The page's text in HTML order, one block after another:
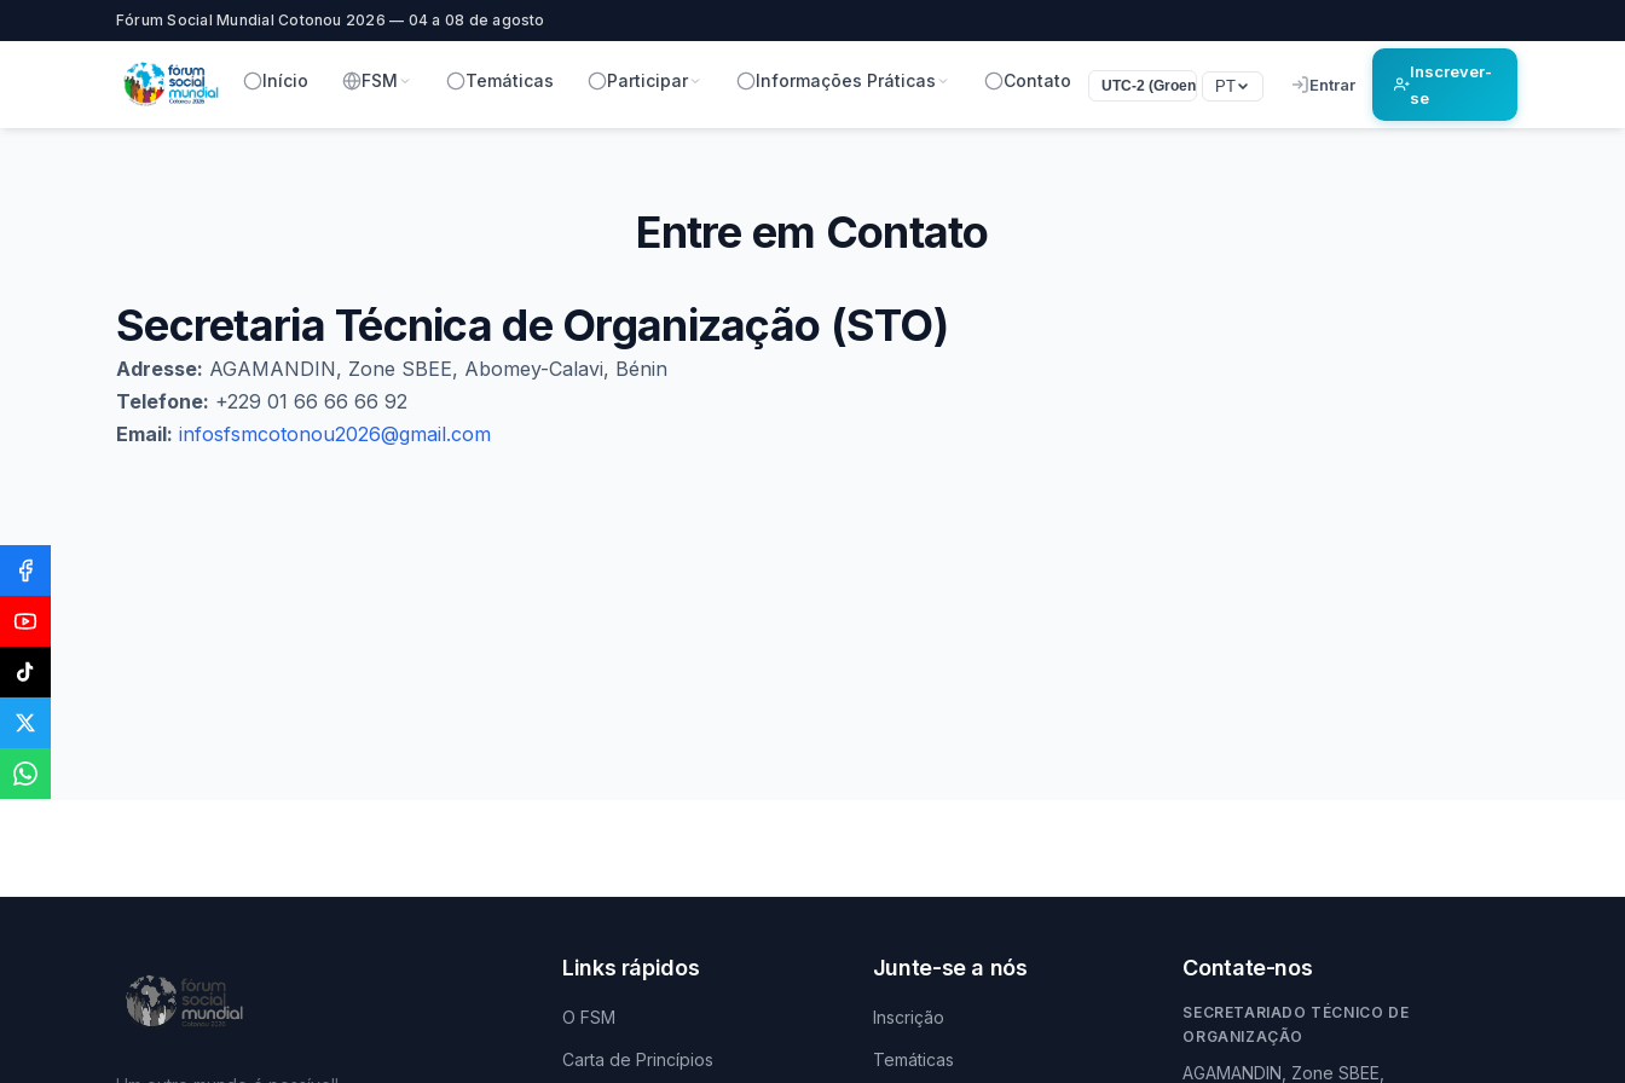
Fórum Social Mundial Cotonou 2026 — 04 a 08 de agosto
Início FSM Temáticas Participar Informações Práticas Contato UTC-2 (Groenland)
PT Entrar
Inscrever-
se
Entre em Contato
Secretaria Técnica de Organização (STO)
Adresse: AGAMANDIN, Zone SBEE, Abomey-Calavi, Bénin
Telefone: +229 01 66 66 66 92
Email: infosfsmcotonou2026@gmail.com
Links rápidos
O FSM
Carta de Princípios
Junte-se a nós
Inscrição
Temáticas
Contate-nos
SECRETARIADO TÉCNICO DE
ORGANIZAÇÃO
AGAMANDIN, Zone SBEE,